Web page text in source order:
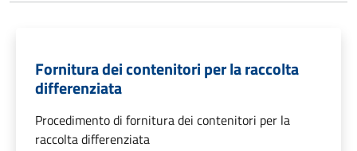
Fornitura dei contenitori per la raccolta
differenziata
Procedimento di fornitura dei contenitori per la
raccolta differenziata